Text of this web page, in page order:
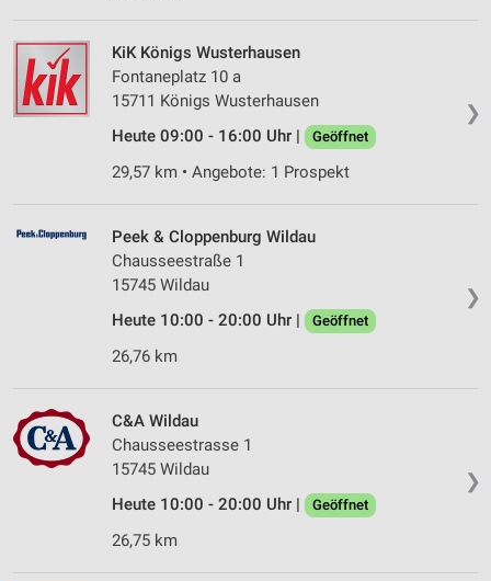
❯
KiK Königs Wusterhausen
Fontaneplatz 10 a
15711 Königs Wusterhausen
Heute 09:00 - 16:00 Uhr |
Geöffnet
29,57 km • Angebote: 1 Prospekt
❯
Peek & Cloppenburg Wildau
Chausseestraße 1
15745 Wildau
Heute 10:00 - 20:00 Uhr |
Geöffnet
26,76 km
❯
C&A Wildau
Chausseestrasse 1
15745 Wildau
Heute 10:00 - 20:00 Uhr |
Geöffnet
26,75 km